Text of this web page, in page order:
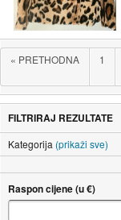
« PRETHODNA 1
FILTRIRAJ REZULTATE
Kategorija (prikaži sve)
Raspon cijene (u €)